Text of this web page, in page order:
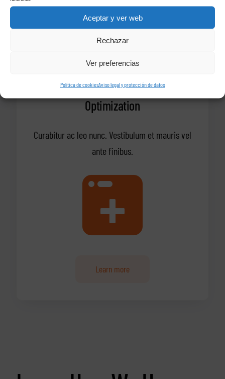
Aceptar y ver web
Rechazar
Ver preferencias
Política de cookiesAviso legal y protección de datos
Learn more
Optimization
Curabitur ac leo nunc. Vestibulum et mauris vel
ante finibus.
Learn more